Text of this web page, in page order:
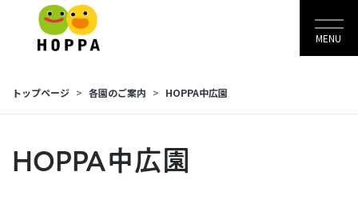
MENU
トップページ 各園のご案内 HOPPA中広園
HOPPA中広園